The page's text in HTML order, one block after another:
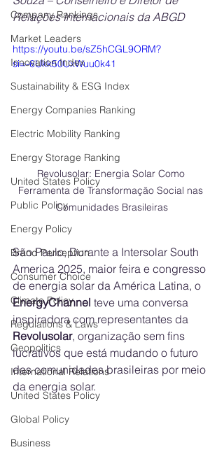
Company Rankings
Market Leaders
Innovation Index
Sustainability & ESG Index
Energy Companies Ranking
Electric Mobility Ranking
Energy Storage Ranking
United States Policy
Public Policy
Energy Policy
Brand Perception
Consumer Choice
Climate Policy
Regulations & Laws
Geopolitics
International Relations
United States Policy
Global Policy
Business
Relações Internacionais da ABGD
https://youtu.be/sZ5hCGL9ORM?
si=-6Ukk50UxWuu0k41
Revolusolar: Energia Solar Como
Ferramenta de Transformação Social nas
Comunidades Brasileiras
São Paulo, Durante a Intersolar South
America 2025, maior feira e congresso
de energia solar da América Latina, o
EnergyChannel teve uma conversa
inspiradora com representantes da
Revolusolar, organização sem fins
lucrativos que está mudando o futuro
das comunidades brasileiras por meio
da energia solar.